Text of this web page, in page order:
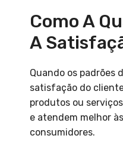
Como A
A
Quando os padrões
satisfação do
produtos ou
e atendem melhor
consumidores.